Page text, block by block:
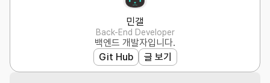
민갤
Back-End Developer
백엔드 개발자입니다.
Git Hub
글 보기